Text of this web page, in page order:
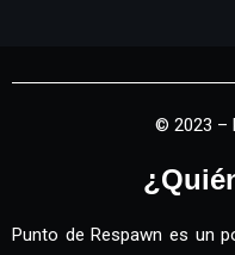
© 2023 –
Punto de Respawn es un